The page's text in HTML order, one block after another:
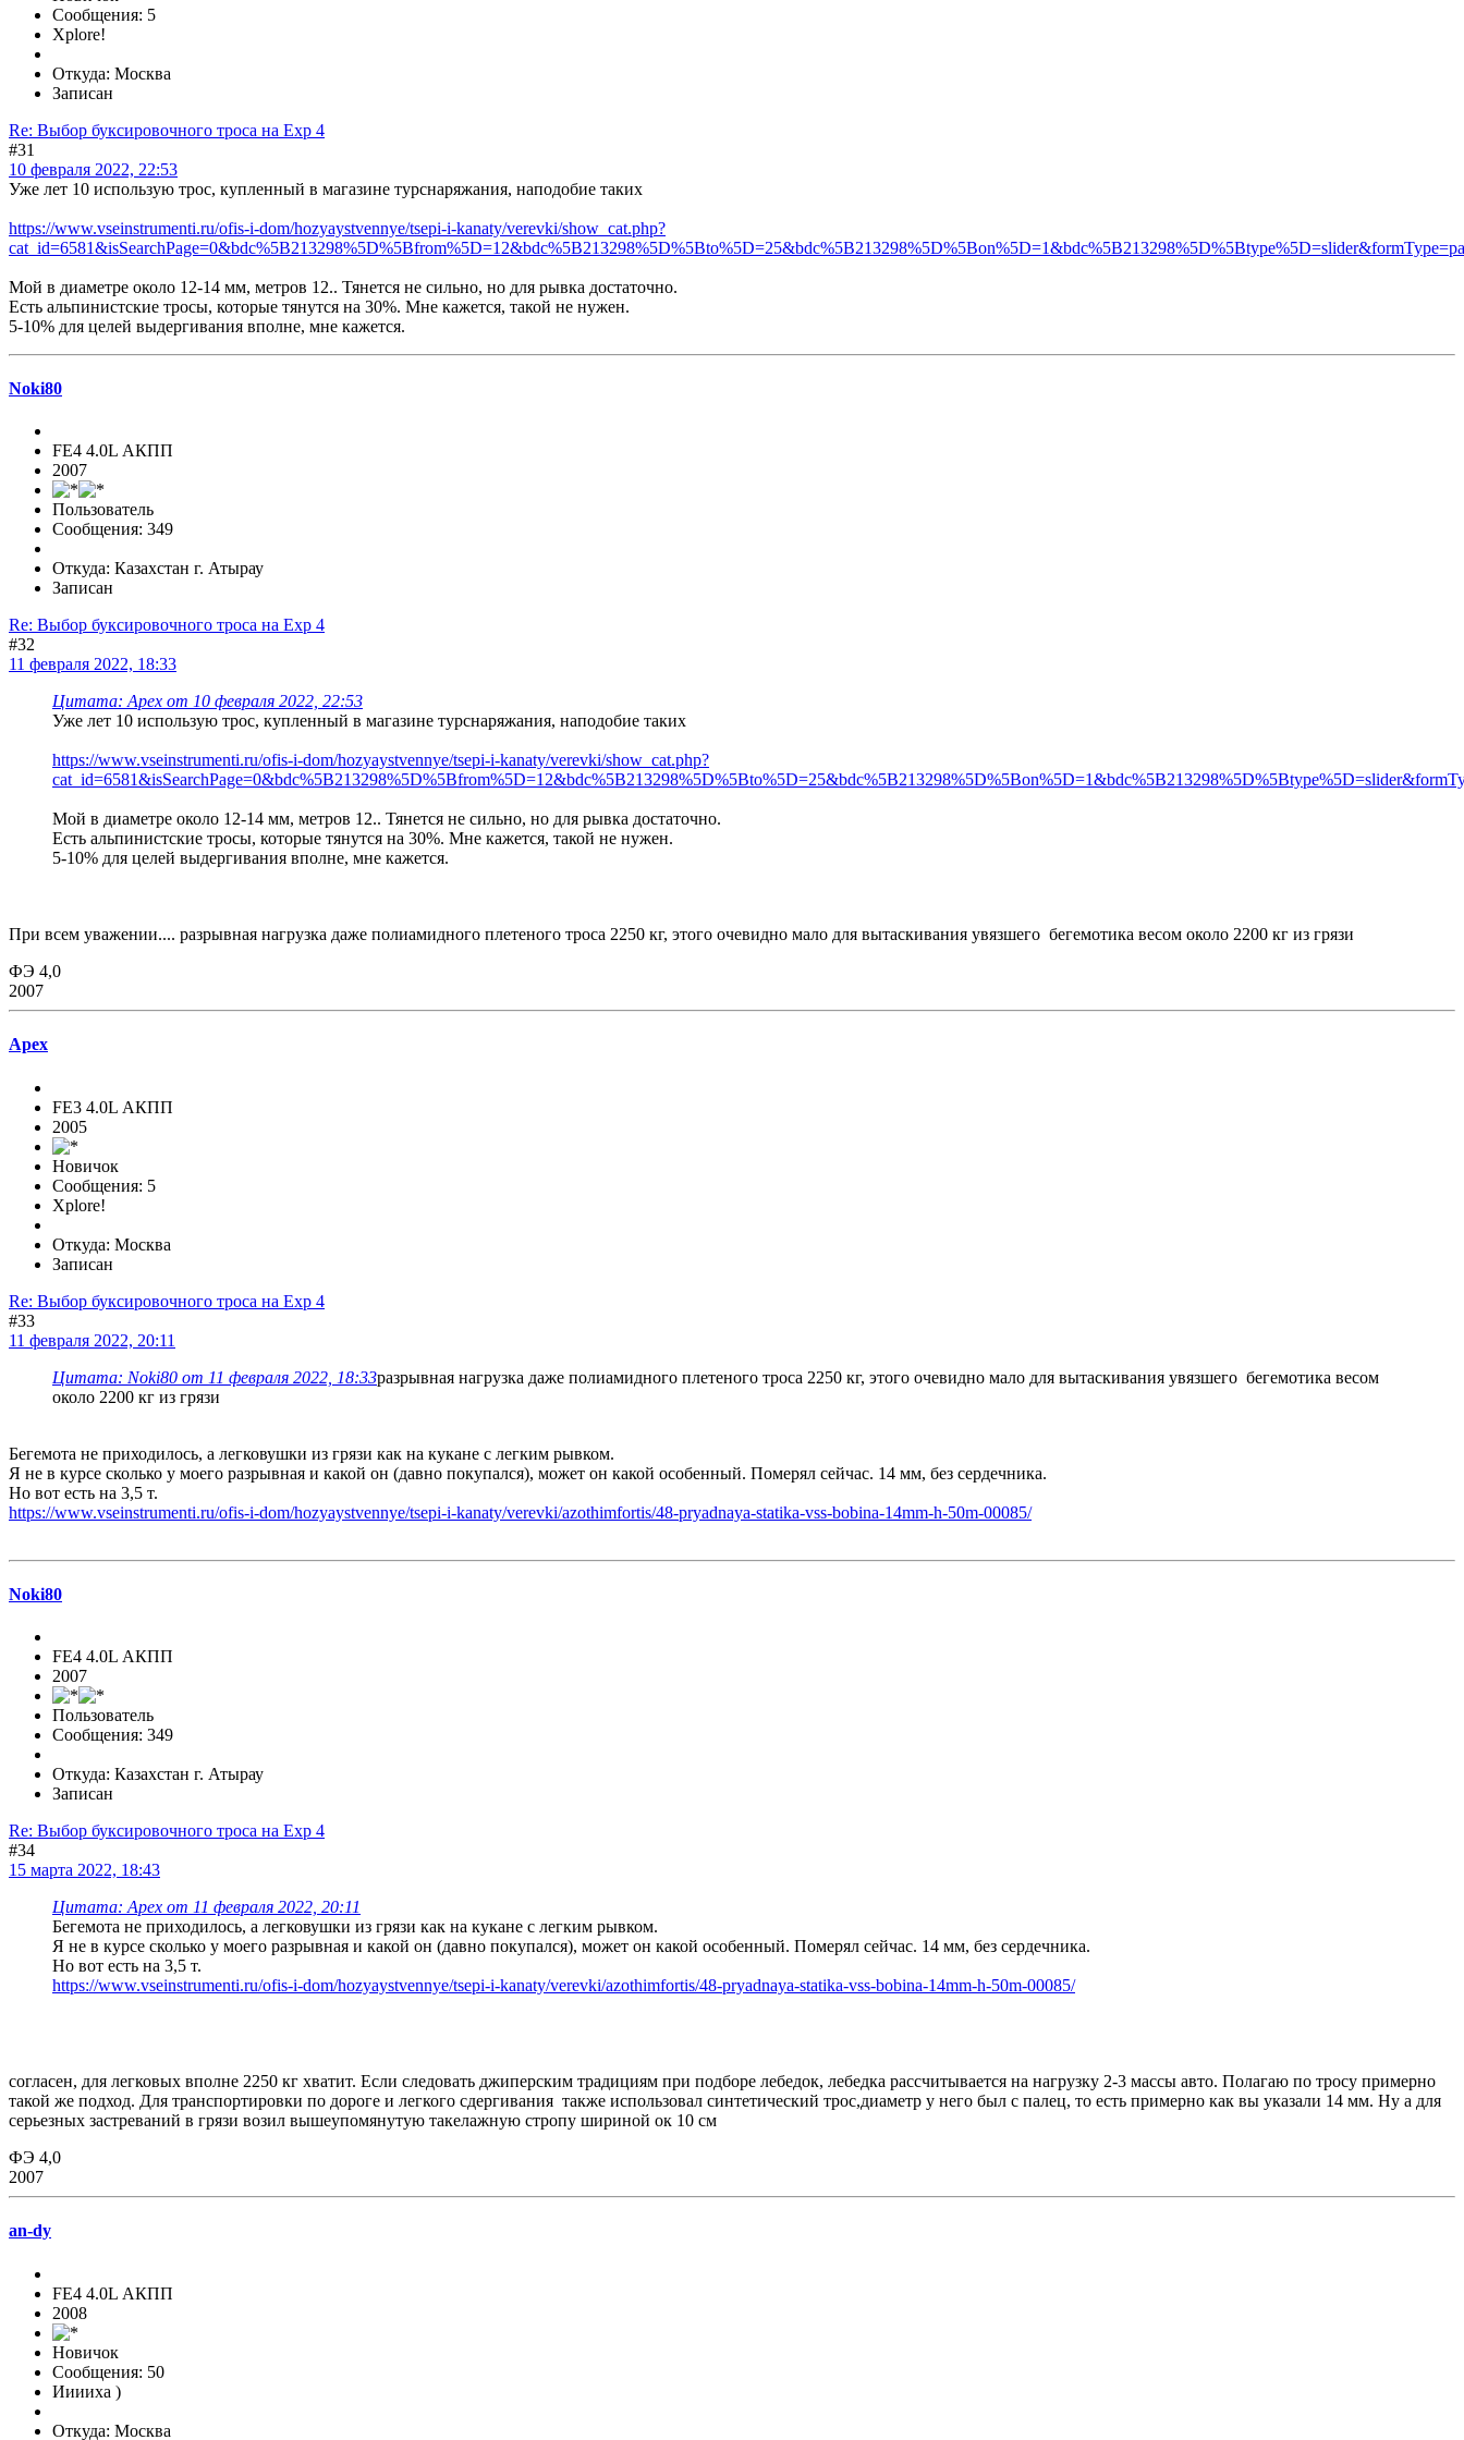
Сообщения: 5
Xplore!
Откуда: Москва
Записан
Re: Выбор буксировочного троса на Exp 4
#31
10 февраля 2022, 22:53
Уже лет 10 использую трос, купленный в магазине турснаряжания, наподобие таких
https://www.vseinstrumenti.ru/ofis-i-dom/hozyaystvennye/tsepi-i-kanaty/verevki/show_cat.php?
Мой в диаметре около 12-14 мм, метров 12.. Тянется не сильно, но для рывка достаточно.
Есть альпинистские тросы, которые тянутся на 30%. Мне кажется, такой не нужен.
5-10% для целей выдергивания вполне, мне кажется.
Noki80
FE4 4.0L АКПП
2007
Пользователь
Сообщения: 349
Откуда: Казахстан г. Атырау
Записан
Re: Выбор буксировочного троса на Exp 4
#32
11 февраля 2022, 18:33
Цитата: Apex от 10 февраля 2022, 22:53
Уже лет 10 использую трос, купленный в магазине турснаряжания, наподобие таких
https://www.vseinstrumenti.ru/ofis-i-dom/hozyaystvennye/tsepi-i-kanaty/verevki/show_cat.php?
Мой в диаметре около 12-14 мм, метров 12.. Тянется не сильно, но для рывка достаточно.
Есть альпинистские тросы, которые тянутся на 30%. Мне кажется, такой не нужен.
5-10% для целей выдергивания вполне, мне кажется.
При всем уважении.... разрывная нагрузка даже полиамидного плетеного троса 2250 кг, этого очевидно мало для вытаскивания увязшего бегемотика весом около 2200 кг из грязи
ФЭ 4,0
2007
Apex
FE3 4.0L АКПП
2005
Новичок
Сообщения: 5
Xplore!
Откуда: Москва
Записан
Re: Выбор буксировочного троса на Exp 4
#33
11 февраля 2022, 20:11
Цитата: Noki80 от 11 февраля 2022, 18:33разрывная нагрузка даже полиамидного плетеного троса 2250 кг, этого очевидно мало для вытаскивания увязшего бегемотика весом
около 2200 кг из грязи
Бегемота не приходилось, а легковушки из грязи как на кукане с легким рывком.
Я не в курсе сколько у моего разрывная и какой он (давно покупался), может он какой особенный. Померял сейчас. 14 мм, без сердечника.
Но вот есть на 3,5 т.
https://www.vseinstrumenti.ru/ofis-i-dom/hozyaystvennye/tsepi-i-kanaty/verevki/azothimfortis/48-pryadnaya-statika-vss-bobina-14mm-h-50m-00085/
Noki80
FE4 4.0L АКПП
2007
Пользователь
Сообщения: 349
Откуда: Казахстан г. Атырау
Записан
Re: Выбор буксировочного троса на Exp 4
#34
15 марта 2022, 18:43
Цитата: Apex от 11 февраля 2022, 20:11
Бегемота не приходилось, а легковушки из грязи как на кукане с легким рывком.
Я не в курсе сколько у моего разрывная и какой он (давно покупался), может он какой особенный. Померял сейчас. 14 мм, без сердечника.
Но вот есть на 3,5 т.
https://www.vseinstrumenti.ru/ofis-i-dom/hozyaystvennye/tsepi-i-kanaty/verevki/azothimfortis/48-pryadnaya-statika-vss-bobina-14mm-h-50m-00085/
согласен, для легковых вполне 2250 кг хватит. Если следовать джиперским традициям при подборе лебедок, лебедка рассчитывается на нагрузку 2-3 массы авто. Полагаю по тросу примерно
такой же подход. Для транспортировки по дороге и легкого сдергивания также использовал синтетический трос,диаметр у него был с палец, то есть примерно как вы указали 14 мм. Ну а для
серьезных застреваний в грязи возил вышеупомянутую такелажную стропу шириной ок 10 см
ФЭ 4,0
2007
an-dy
FE4 4.0L АКПП
2008
Новичок
Сообщения: 50
Ииииха )
Откуда: Москва